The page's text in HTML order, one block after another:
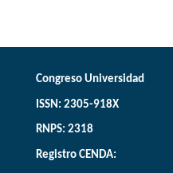
Congreso Universidad
ISSN: 2305-918X
RNPS: 2318
Registro CENDA: